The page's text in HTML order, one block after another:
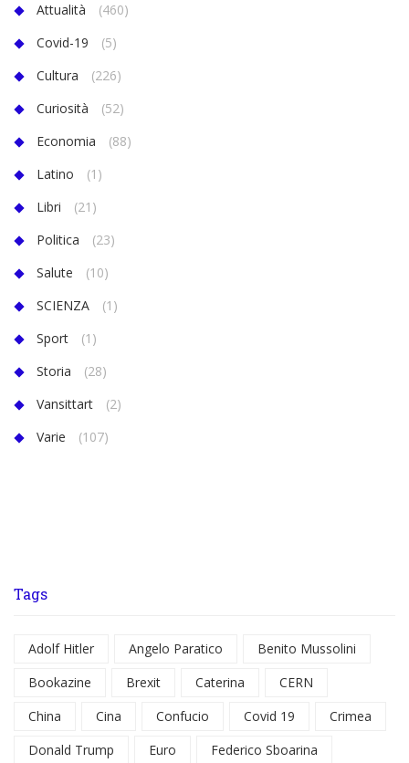
Attualità
(460)
Covid-19
(5)
Cultura
(226)
Curiosità
(52)
Economia
(88)
Latino
(1)
Libri
(21)
Politica
(23)
Salute
(10)
SCIENZA
(1)
Sport
(1)
Storia
(28)
Vansittart
(2)
Varie
(107)
Tags
Adolf Hitler Angelo Paratico
Benito Mussolini
Bookazine
Brexit Caterina
CERN
China
Cina Confucio Covid 19
Crimea
Donald Trump
Euro
Federico Sboarina